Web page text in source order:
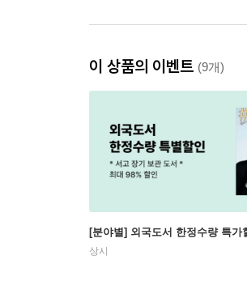
이 상품의 이벤트 (9개)
[분야별] 외국도서 한정수량 특가
상시